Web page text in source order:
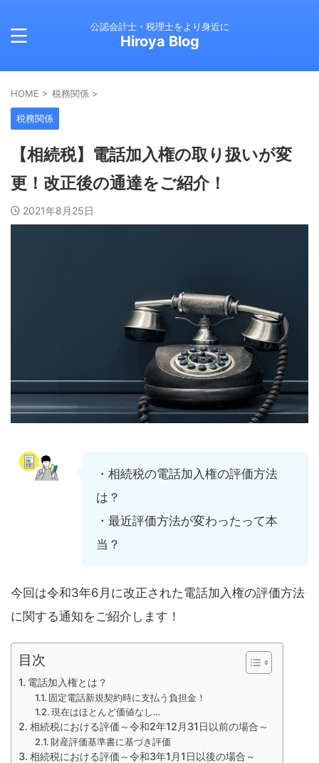
公認会計士・税理士をより身近に
Hiroya Blog
HOME > 税務関係 >
税務関係
【相続税】電話加入権の取り扱いが変
更！改正後の通達をご紹介！
2021年8月25日
・相続税の電話加入権の評価方法
は？
・最近評価方法が変わったって本
当？
今回は令和3年6月に改正された電話加入権の評価方法
に関する通知をご紹介します！
目次
電話加入権とは？
固定電話新規契約時に支払う負担金！
現在はほとんど価値なし…
相続税における評価～令和2年12月31日以前の場合～
財産評価基準書に基づき評価
相続税における評価～令和3年1月1日以後の場合～